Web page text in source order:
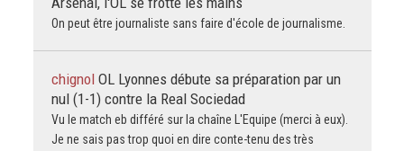
On peut être journaliste sans faire d'école de journalisme.
chignol OL Lyonnes débute sa préparation par un
nul (1-1) contre la Real Sociedad
Vu le match eb différé sur la chaîne L'Equipe (merci à eux).
Je ne sais pas trop quoi en dire conte-tenu des très